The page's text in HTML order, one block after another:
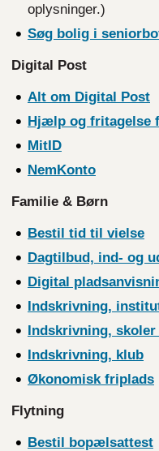
oplysninger.)
Søg bolig i
Digital Post
Alt om Digital Post
Hjælp og fritagelse
MitID
NemKonto
Familie & Børn
Bestil tid til vielse
Dagtilbud, ind- og
Digital
Indskrivning,
Indskrivning, skoler
Indskrivning, klub
Økonomisk friplads
Flytning
Bestil bopælsattest​